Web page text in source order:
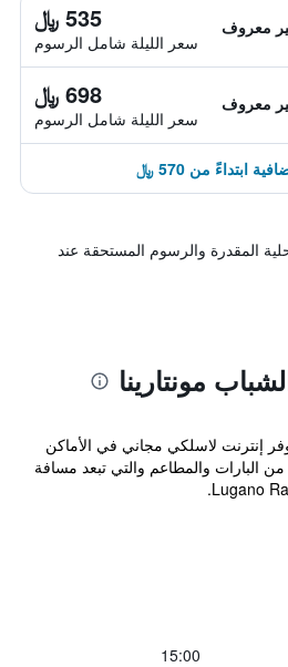
معروف 535 ﷼
سعر الليلة شامل الرسوم
معروف 698 ﷼
سعر الليلة شامل الرسوم
المقدرة والرسوم المستحقة عند
مونتارينا
إنترنت لاسلكي مجاني في الأماكن
البارات والمطاعم والتي تبعد مسافة
15:00